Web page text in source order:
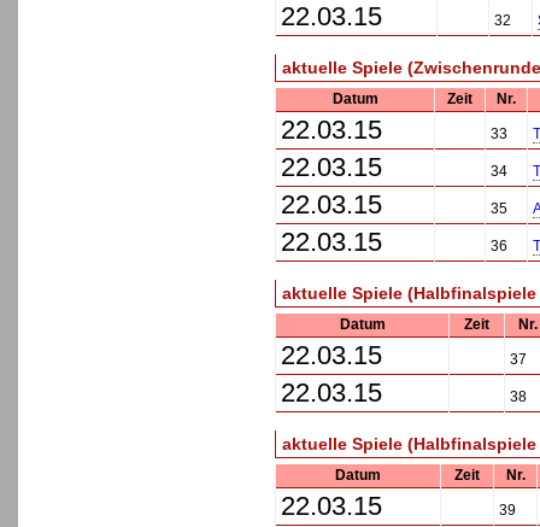
22.03.15 32
aktuelle Spiele
Datum Zeit Nr.
22.03.15 33
22.03.15 34
22.03.15 35
22.03.15 36
aktuelle Spiele (Halbfinalspiele
Datum Zeit Nr.
22.03.15 37
22.03.15 38
aktuelle Spiele (Halbfinalspiele
Datum Zeit Nr.
22.03.15 39